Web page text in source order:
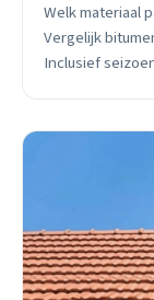
Welk materiaal
Vergelijk
Inclusief